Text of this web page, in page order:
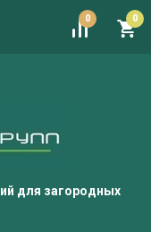
0 0
для загородных